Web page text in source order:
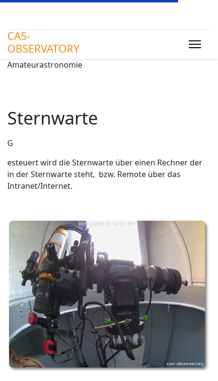
CAS-
OBSERVATORY
Amateurastronomie
Sternwarte
G
esteuert wird die Sternwarte über einen Rechner der
in der Sternwarte steht, bzw. Remote über das
Intranet/Internet.